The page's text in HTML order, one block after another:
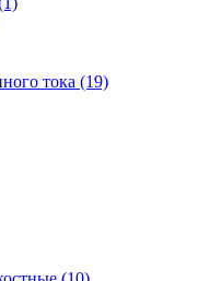
тока (19)